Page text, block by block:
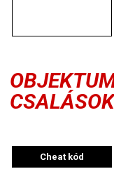
CSALÁSOK
Cheat kód